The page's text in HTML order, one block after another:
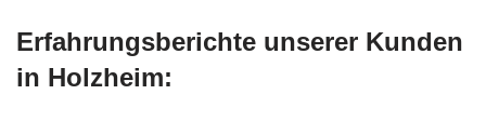
Erfahrungsberichte unserer Kunden
in Holzheim: